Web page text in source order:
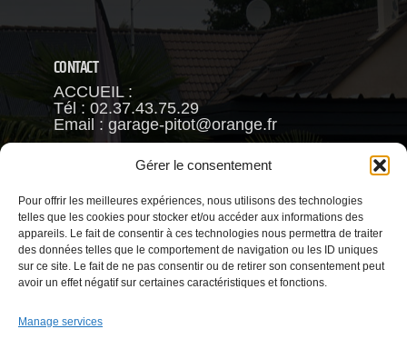
Gérer le consentement
Pour offrir les meilleures expériences, nous utilisons des technologies
telles que les cookies pour stocker et/ou accéder aux informations des
appareils. Le fait de consentir à ces technologies nous permettra de traiter
des données telles que le comportement de navigation ou les ID uniques
sur ce site. Le fait de ne pas consentir ou de retirer son consentement peut
avoir un effet négatif sur certaines caractéristiques et fonctions.
Manage services
CONTACT
ACCUEIL :
Tél : 02.37.43.75.29
Email : garage-pitot@orange.fr
Fréderic PITOT
Mob : 06.63.93.88.66
VENTE :
Reynald CHAMBRIN
Mob : 06.63.79.81.58
Email : garage.pitot@gmail.com